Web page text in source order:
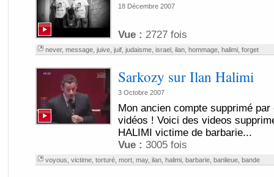
18 Décembre 2007
Vue : 2727 fois
never, message, juive, juif, judaisme, israel, ilan, hommage, halimi, forget
Sarkozy sur Ilan Halimi
3 Octobre 2007
Mon ancien compte supprimé
vidéos ! Voici des videos
HALIMI victime de barbarie...
Vue : 3005 fois
voyous victime, torturé, mort, may, ilan, halimi, barbarie, banlieue, bande